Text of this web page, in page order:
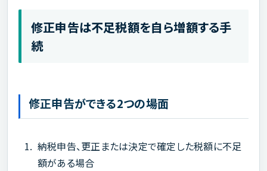
修正申告は不足税額を自ら増額する手
続
修正申告ができる2つの場面
納税申告、更正または決定で確定した税額に不足
額がある場合